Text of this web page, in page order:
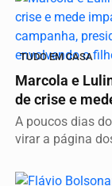
TUDO EM CASA
Marcola e
de crise e
A poucos dias
virar a página